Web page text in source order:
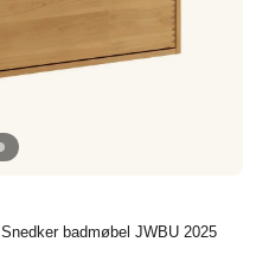
Snedker badmøbel JWBU 2025